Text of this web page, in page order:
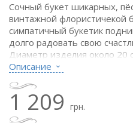
Сочный букет шикарных,
винтажной флористичекой
симпатичный букетик
долго радовать свою
Диаметр изделия около 20
- альстромерия разноцв. - 7
- крафт бумага с рисунком
- лента атласная
Описание
1 209 грн.